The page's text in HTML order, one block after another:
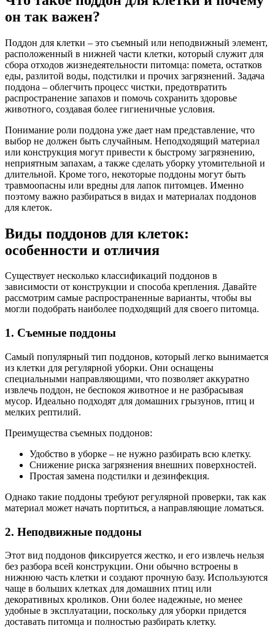
он так важен?
Поддон для клетки – это съемный или неподвижный элемент,
расположенный в нижней части клетки, который служит для
сбора отходов жизнедеятельности питомца: помета, остатков
еды, разлитой воды, подстилки и прочих загрязнений. Задача
поддона – облегчить процесс чистки, предотвратить
распространение запахов и помочь сохранить здоровье
животного, создавая более гигиеничные условия.
Понимание роли поддона уже дает нам представление, что
выбор не должен быть случайным. Неподходящий материал
или конструкция могут привести к быстрому загрязнению,
неприятным запахам, а также сделать уборку утомительной и
длительной. Кроме того, некоторые поддоны могут быть
травмоопасны или вредны для лапок питомцев. Именно
поэтому важно разбираться в видах и материалах поддонов
для клеток.
Виды поддонов для клеток:
особенности и отличия
Существует несколько классификаций поддонов в
зависимости от конструкции и способа крепления. Давайте
рассмотрим самые распространенные варианты, чтобы вы
могли подобрать наиболее подходящий для своего питомца.
1. Съемные поддоны
Самый популярный тип поддонов, который легко вынимается
из клетки для регулярной уборки. Они оснащены
специальными направляющими, что позволяет аккуратно
извлечь поддон, не беспокоя животное и не разбрасывая
мусор. Идеально подходят для домашних грызунов, птиц и
мелких рептилий.
Преимущества съемных поддонов:
Удобство в уборке – не нужно разбирать всю клетку.
Снижение риска загрязнения внешних поверхностей.
Простая замена подстилки и дезинфекция.
Однако такие поддоны требуют регулярной проверки, так как
материал может начать портиться, а направляющие ломаться.
2. Неподвижные поддоны
Этот вид поддонов фиксируется жестко, и его извлечь нельзя
без разбора всей конструкции. Они обычно встроены в
нижнюю часть клетки и создают прочную базу. Используются
чаще в больших клетках для домашних птиц или
декоративных кроликов. Они более надежные, но менее
удобные в эксплуатации, поскольку для уборки придется
доставать питомца и полностью разбирать клетку.